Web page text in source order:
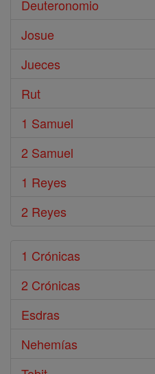
Deuteronomio
Josue
Jueces
Rut
1 Samuel
2 Samuel
1 Reyes
2 Reyes
1 Crónicas
2 Crónicas
Esdras
Nehemías